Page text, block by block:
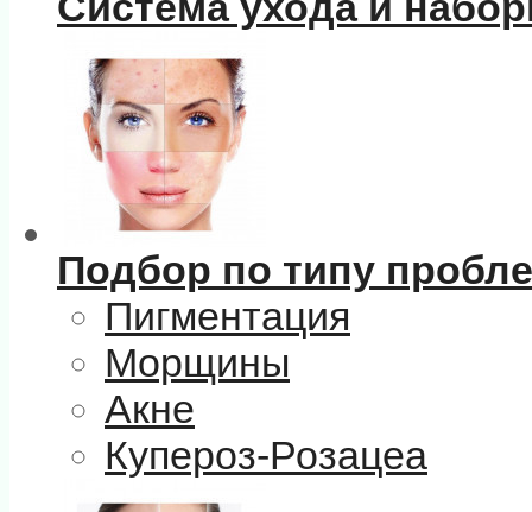
Подбор по типу
Пигментация
Морщины
Акне
Купероз-Розацеа